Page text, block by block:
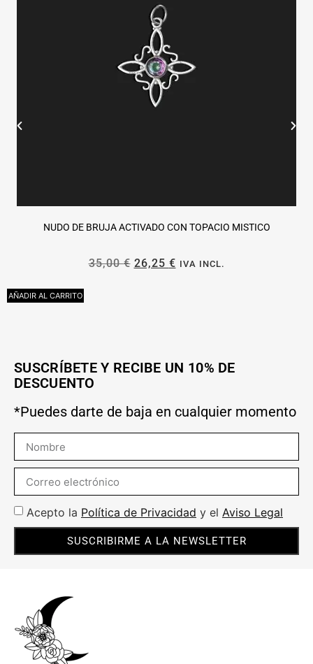
NUDO DE BRUJA ACTIVADO CON TOPACIO MISTICO
35,00€ 26,25 € IVA INCL.
AÑADIR AL CARRITO
SUSCRÍBETE Y RECIBE UN 10% DE
DESCUENTO
*Puedes darte de baja en cualquier momento
Acepto la Política de Privacidad y el Aviso Legal
SUSCRIBIRME A LA NEWSLETTER